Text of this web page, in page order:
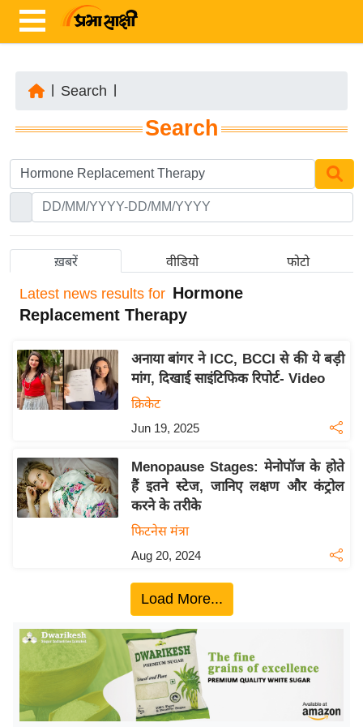
ज़ा
ख
र
ष्ट्री
अं
त
ष्ट्री
य
बि
स
उ
द्यो
वि
शे
ष
रा
Search
Search
ख़बरें वीडियो फोटो
Latest news results for Hormone
Replacement Therapy
अनाया बांगर ने ICC, BCCI से की ये बड़ी
मांग, दिखाई साइंटिफिक रिपोर्ट- Video
क्रिकेट
Jun 19, 2025
Menopause Stages: मेनोपॉज के होते
हैं इतने स्टेज, जानिए लक्षण और कंट्रोल
करने के तरीके
फिटनेस मंत्रा
Aug 20, 2024
Load More...